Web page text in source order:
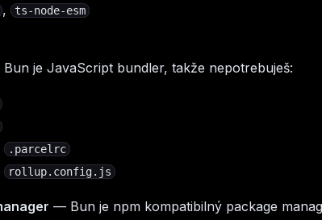
,
ts-node-esm
je JavaScript bundler, takže nepotrebuješ:
.parcelrc
rollup.config.js
— Bun je npm kompatibilný package